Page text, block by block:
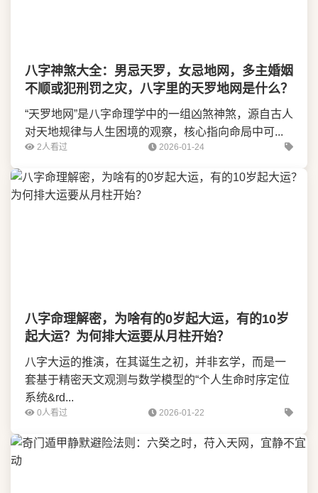
八字神煞大全：男忌天罗，女忌地网，多主婚姻
不顺或犯刑罚之灾，八字里的天罗地网是什么？
“天罗地网”是八字命理学中的一组凶煞神煞，源自古人
对天地规律与人生困境的观察，核心指向命局中可...
2人看过 2026-01-24
八字命理解密，为啥有的0岁起大运，有的10岁
起大运？为何排大运要从月柱开始？
八字大运的推演，在其诞生之初，并非玄学，而是一
套基于精密天文观测与数学模型的“个人生命时序定位
系统&rd...
0人看过 2026-01-22